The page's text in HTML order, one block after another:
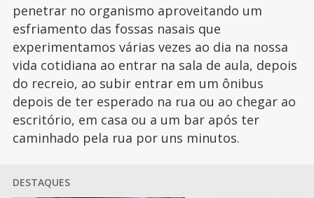
penetrar no organismo aproveitando um
esfriamento das fossas nasais que
experimentamos várias vezes ao dia na nossa
vida cotidiana ao entrar na sala de aula, depois
do recreio, ao subir entrar em um ônibus
depois de ter esperado na rua ou ao chegar ao
escritório, em casa ou a um bar após ter
caminhado pela rua por uns minutos.
DESTAQUES